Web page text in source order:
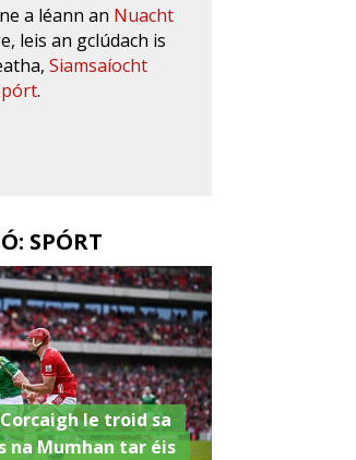
a léann an Nuacht
leis an gclúdach is
Siamsaíocht
.
SPÓRT
le troid sa
na Mumhan tar éis